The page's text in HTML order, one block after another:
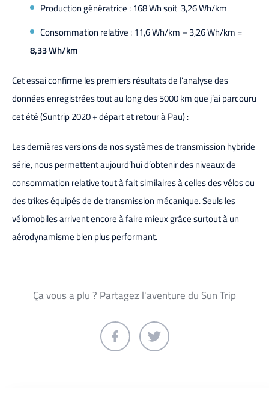
Production génératrice : 168 Wh soit 3,26 Wh/km
Consommation relative : 11,6 Wh/km – 3,26 Wh/km =
8,33 Wh/km
Cet essai confirme les premiers résultats de l’analyse des
données enregistrées tout au long des 5000 km que j’ai parcouru
cet été (Suntrip 2020 + départ et retour à Pau) :
Les dernières versions de nos systèmes de transmission hybride
série, nous permettent aujourd’hui d’obtenir des niveaux de
consommation relative tout à fait similaires à celles des vélos ou
des trikes équipés de de transmission mécanique. Seuls les
vélomobiles arrivent encore à faire mieux grâce surtout à un
aérodynamisme bien plus performant.
Ça vous a plu ? Partagez l'aventure du Sun Trip